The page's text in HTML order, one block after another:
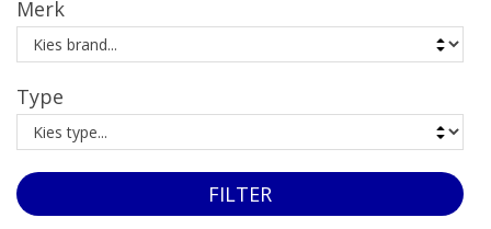
Service & onderhoud
Contact
Merk
Type
FILTER